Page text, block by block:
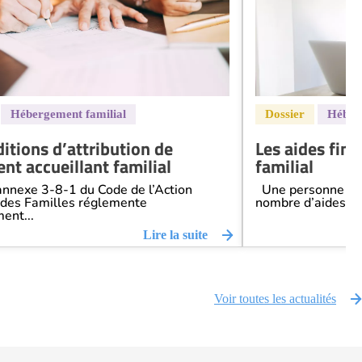
d’attribution de
accueillant familial
3-8-1 du Code de l’Action
Familles réglemente
Lire la suite
Les aides
familial
Une personne
nombre d’aides
Voir toutes les actualités